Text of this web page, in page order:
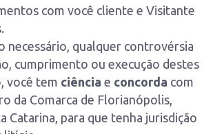
com você cliente e Visitante
necessário, qualquer controvérsia
cumprimento ou execução destes
você tem ciência e concorda com
da Comarca de Florianópolis,
Catarina, para que tenha jurisdição